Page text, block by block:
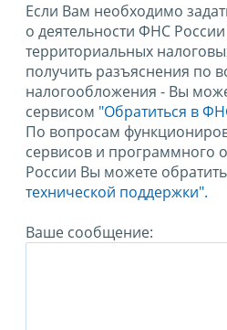
Если Вам необходимо
о деятельности ФНС
территориальных
получить разъяснения по
налогообложения - Вы
сервисом "Обратиться в
По вопросам
сервисов и программного
России Вы можете
технической поддержки".
Ваше сообщение: